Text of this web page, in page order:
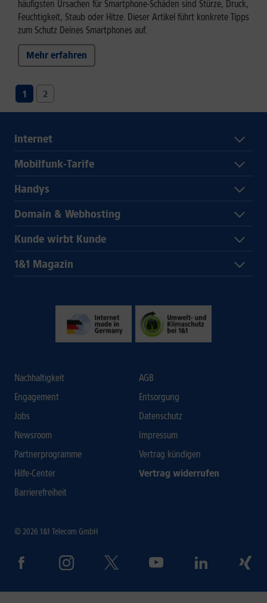
häufigsten Ursachen für Smartphone-Schäden sind Stürze, Druck,
Feuchtigkeit, Staub oder Hitze. Dieser Artikel führt konkrete Tipps
zum Schutz Deines Smartphones auf.
Mehr erfahren
1 2
Internet
Mobilfunk-Tarife
Handys
Domain & Webhosting
Kunde wirbt Kunde
1&1 Magazin
Nachhaltigkeit
Engagement
Jobs
Newsroom
Partnerprogramme
Hilfe-Center
Barrierefreiheit
AGB
Entsorgung
Datenschutz
Impressum
Vertrag kündigen
Vertrag widerrufen
© 2026 1&1 Telecom GmbH